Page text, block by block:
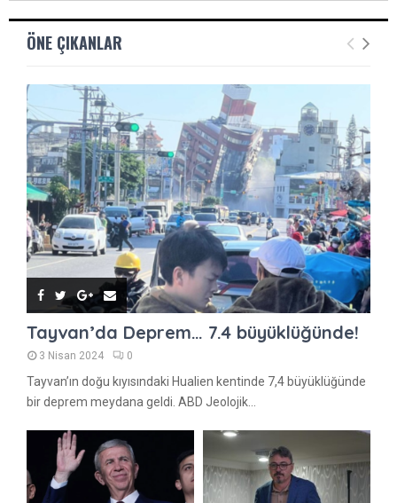
ÖNE ÇIKANLAR
Tayvan’da Deprem… 7.4 büyüklüğünde!
3 Nisan 2024 0
Tayvan’ın doğu kıyısındaki Hualien kentinde 7,4 büyüklüğünde
bir deprem meydana geldi. ABD Jeolojik...